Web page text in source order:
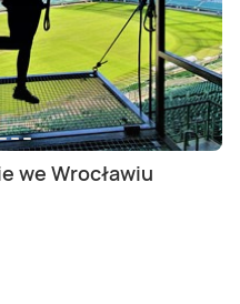
we Wrocławiu